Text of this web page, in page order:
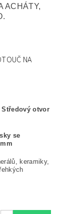
ACHÁTY,
NA
Středový otvor
se
keramiky,